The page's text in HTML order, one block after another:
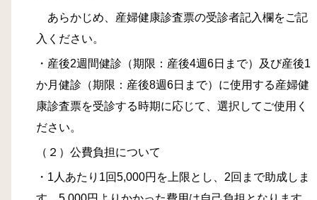
あらかじめ、産婦健康診査票の受診者記入欄をご記
入ください。
・産後2週間健診（期限：産後4週6日まで）及び産後1
か月健診（期限：産後8週6日まで）に使用する産婦健
康診査票を受診する時期に応じて、選択してご使用く
ださい。
（２）公費負担について
・1人あたり1回5,000円を上限とし、2回まで助成しま